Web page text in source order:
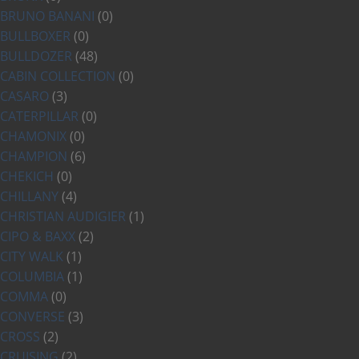
BRUNO BANANI (0)
BULLBOXER (0)
BULLDOZER (48)
CABIN COLLECTION (0)
CASARO (3)
CATERPILLAR (0)
CHAMONIX (0)
CHAMPION (6)
CHEKICH (0)
CHILLANY (4)
CHRISTIAN AUDIGIER (1)
CIPO & BAXX (2)
CITY WALK (1)
COLUMBIA (1)
COMMA (0)
CONVERSE (3)
CROSS (2)